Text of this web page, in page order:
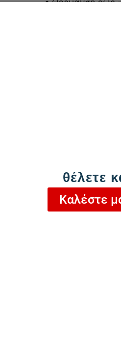
• Θέρμανση έως
θέλετε
Καλέστε